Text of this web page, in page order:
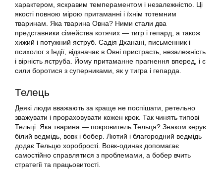
характером, яскравим темпераментом і незалежністю. Ці
якості повною мірою притаманні і їхнім тотемним
тваринам. Яка тварина Овна? Ними стали два
представники сімейства котячих — тигр і гепард, а також
хижий і потужний яструб. Садія Дханані, письменник і
психолог з Індії, відзначає в Овні пристрасть, незалежність
і вірність яструба. Йому притаманне прагнення вперед, і є
сили боротися з суперниками, як у тигра і гепарда.
Телець
Деякі люди вважають за краще не поспішати, ретельно
зважувати і прораховувати кожен крок. Так чинять типові
Тельці. Яка тварина — покровитель Тельця? Знаком керує
білий ведмідь, вовк і бобер. Лютий і благородний ведмідь
додає Тельцю хоробрості. Вовк-одинак допомагає
самостійно справлятися з проблемами, а бобер вчить
стратегії та працьовитості.